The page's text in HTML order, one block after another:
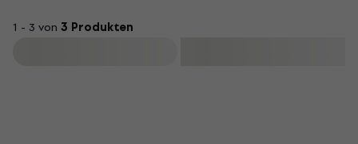
1 - 3 von 3 Produkten